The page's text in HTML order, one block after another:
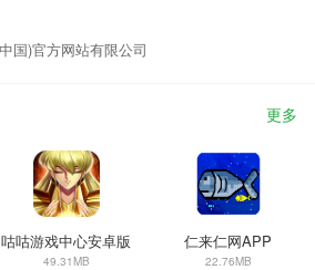
国)官方网站有限公司
更多
咕咕游戏中心安卓版
49.31MB
仁来仁网APP
22.76MB